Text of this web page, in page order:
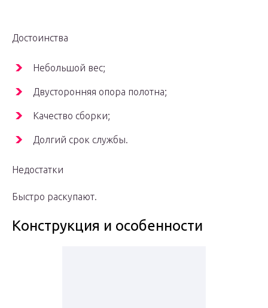
Достоинства
Небольшой вес;
Двусторонняя опора полотна;
Качество сборки;
Долгий срок службы.
Недостатки
Быстро раскупают.
Конструкция и особенности